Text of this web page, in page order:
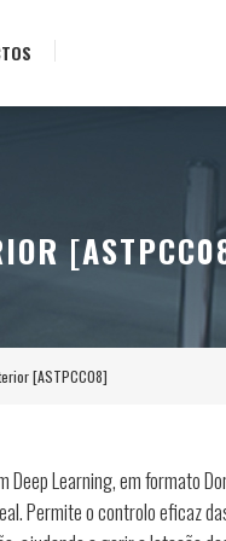
[ASTPCC08]
Deep Learning, em formato
Permite o controlo eficaz